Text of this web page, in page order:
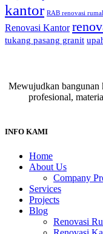
kantor RAB renovasi
Renovasi Kantor
tukang pasang granit
Mewujudkan bangunan
profesional,
INFO KAMI
Home
About Us
Company
Services
Projects
Blog
Renovasi